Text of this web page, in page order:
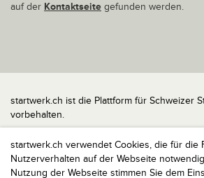
startwerk.ch verwendet Cookies, die für die
Nutzerverhalten auf der Webseite
Nutzung der Webseite stimmen Sie dem
auf der Kontaktseite gefunden werden.
startwerk.ch ist die Plattform für Schweizer
vorbehalten.
Impressum
Kontakt
nach oben